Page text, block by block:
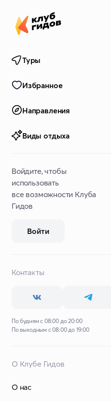
Туры
Избранное
Направления
Виды отдыха
Войдите, чтобы
использовать
все возможности Клуба
Гидов
Войти
Контакты
По будням с 08:00 до 20:00
По выходным с 08:00 до 19:00
О Клубе Гидов
О нас